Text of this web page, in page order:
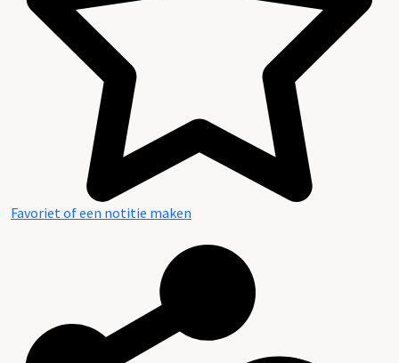
Favoriet of een notitie maken